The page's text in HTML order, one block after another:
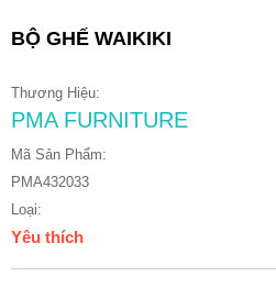
BỘ GHẾ WAIKIKI
Thương Hiệu:
PMA FURNITURE
Mã Sản Phẩm:
PMA432033
Loại:
Yêu thích